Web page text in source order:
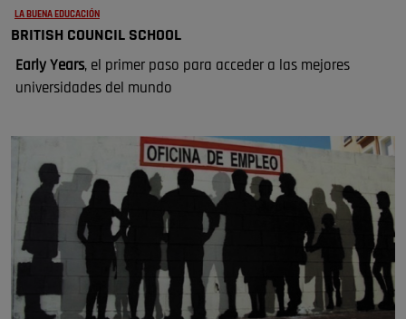
LA BUENA EDUCACIÓN
BRITISH COUNCIL SCHOOL
Early Years, el primer paso para acceder a las mejores
universidades del mundo